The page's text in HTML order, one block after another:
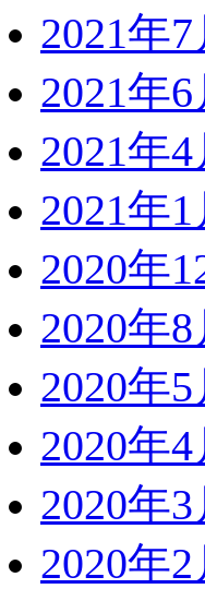
2021年7
2021年6
2021年4
2021年1
2020年
2020年8
2020年5
2020年4
2020年3
2020年2